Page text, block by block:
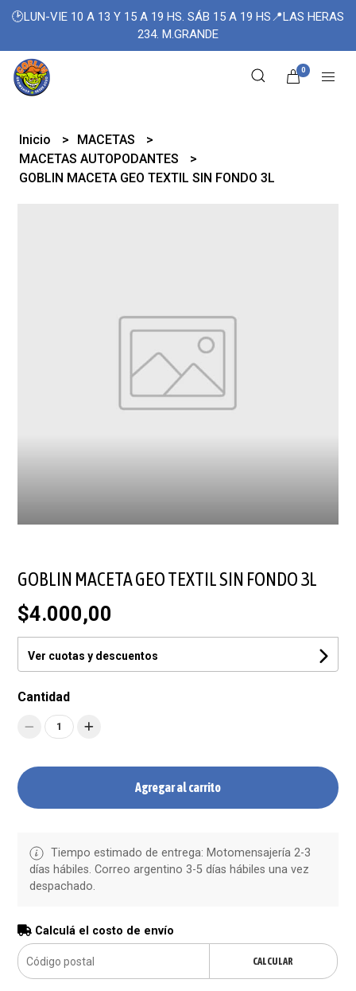
🕑LUN-VIE 10 A 13 Y 15 A 19 HS. SÁB 15 A 19 HS📍LAS HERAS
234. M.GRANDE
0
Inicio
MACETAS
MACETAS AUTOPODANTES
GOBLIN MACETA GEO TEXTIL SIN FONDO 3L
GOBLIN MACETA GEO TEXTIL SIN FONDO 3L
$4.000,00
Ver cuotas y descuentos
Cantidad
1
Agregar al carrito
Tiempo estimado de entrega: Motomensajería 2-3
días hábiles. Correo argentino 3-5 días hábiles una vez
despachado.
Calculá el costo de envío
CALCULAR